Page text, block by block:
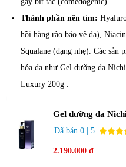
Thành phần nên tìm:
hồi hàng rào bảo vệ da),
Squalane (dạng nhẹ). Các
hóa da như Gel dưỡng da
Luxury 200g .
Gel dưỡng da
Gel Luxury 200g
Đã bán 0 | 5
2.190.000 đ